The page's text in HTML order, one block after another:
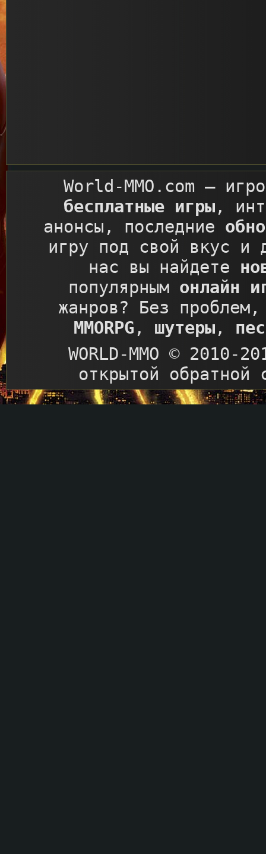
World-MMO.com –
бесплатные игры,
анонсы, последние
игру под свой вкус и
нас вы найдете
популярным онлайн
жанров? Без
MMORPG , шутеры,
WORLD-MMO © 2010-
открытой